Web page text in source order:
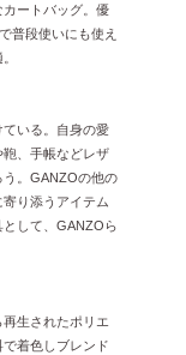
ートバッグ。優
普段使いにも使え
いる。自身の愛
、手帳などレザ
う。GANZOの他の
り添うアイテム
して、GANZOら
生されたポリエ
着色しブレンド